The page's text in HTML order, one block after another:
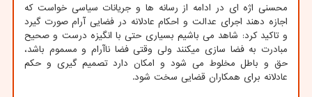
محسنی اژه ای در ادامه از رسانه ها و جریانات سیاسی خواست که
اجازه دهند اجرای عدالت و احکام عادلانه در فضایی آرام صورت گیرد
و تاکید کرد: شاهد می باشیم بسیاری حتی با انگیزه درست و صحیح
مبادرت به فضا سازی میکنند ولی وقتی فضا ناآرام و مسموم باشد،
حق و باطل مخلوط می شود و امکان دارد تصمیم گیری و حکم
عادلانه برای همکاران قضایی سخت شود.